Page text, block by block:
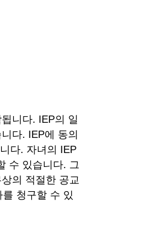
니다. IEP의 일
다. IEP에 동의
다. 자녀의 IEP
수 있습니다. 그
의 적절한 공교
청구할 수 있